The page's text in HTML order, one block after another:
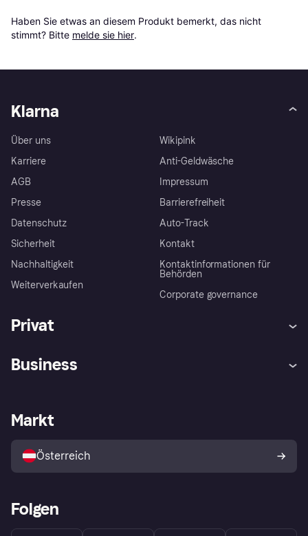
Haben Sie etwas an diesem Produkt bemerkt, das nicht
stimmt? Bitte melde sie hier.
Klarna
Über uns
Karriere
AGB
Presse
Datenschutz
Sicherheit
Nachhaltigkeit
Weiterverkaufen
Wikipink
Anti-Geldwäsche
Impressum
Barrierefreiheit
Auto-Track
Kontakt
Kontaktinformationen für
Behörden
Corporate governance
Privat
Shops entdecken
Business
Händlerportal
Markt
Österreich
Folgen